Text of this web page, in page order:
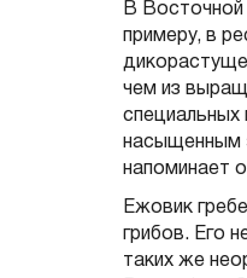
В Восточной
примеру, в
чем из
специальных
насыщенным
напоминает
Ежовик
грибов. Его
таких же